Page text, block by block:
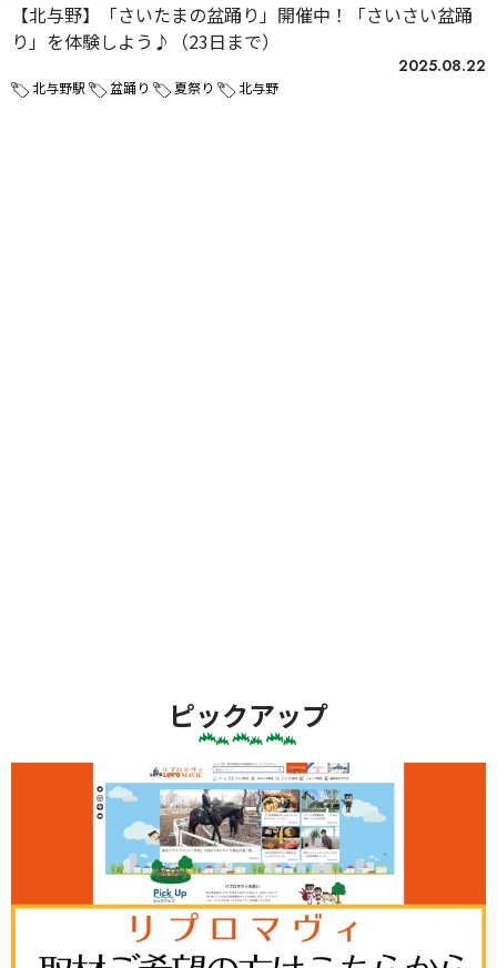
【北与野】「さいたまの盆踊り」開催中！「さいさい盆踊
り」を体験しよう♪（23日まで）
2025.08.22
北与野駅 盆踊り 夏祭り 北与野
ピックアップ